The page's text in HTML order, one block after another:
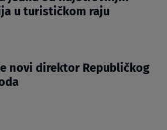
u turističkom raju
je novi direktor Republičkog